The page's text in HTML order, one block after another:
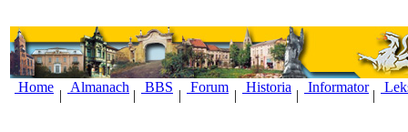
Home
|
Almanach
|
BBS
|
Forum
|
Historia
|
Informator
|